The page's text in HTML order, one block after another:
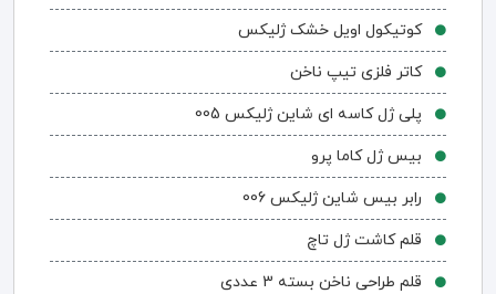
کوتیکول اویل خشک ژلیکس
کاتر فلزی تیپ ناخن
پلی ژل کاسه ای شاین ژلیکس 005
بیس ژل کاما پرو
رابر بیس شاین ژلیکس 006
قلم کاشت ژل تاچ
قلم طراحی ناخن بسته 3 عددی